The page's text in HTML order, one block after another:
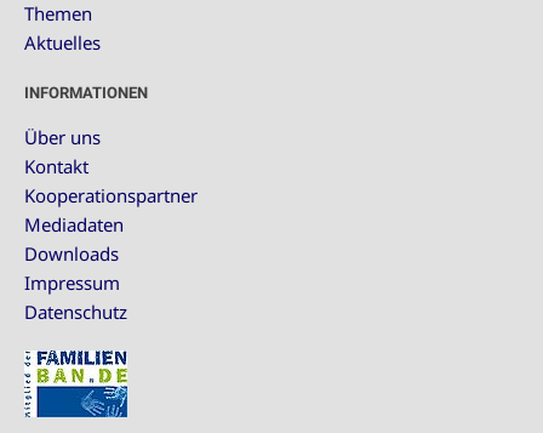
Themen
Aktuelles
INFORMATIONEN
Über uns
Kontakt
Kooperationspartner
Mediadaten
Downloads
Impressum
Datenschutz